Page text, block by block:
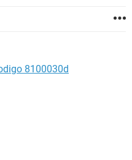
8100030d